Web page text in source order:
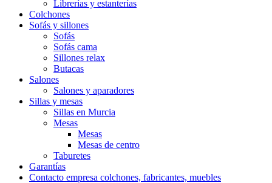
Librerías y estanterías
Colchones
Sofás y sillones
Sofás
Sofás cama
Sillones relax
Butacas
Salones
Salones y aparadores
Sillas y mesas
Sillas en Murcia
Mesas
Mesas
Mesas de centro
Taburetes
Garantías
Contacto empresa colchones, fabricantes, muebles